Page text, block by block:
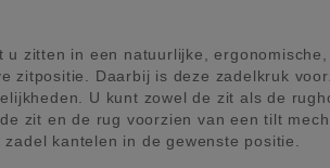
u zitten in een natuurlijke, ergonomische,
zitpositie. Daarbij is deze zadelkruk
U kunt zowel de zit als de
zit en de rug voorzien van een tilt
kantelen in de gewenste positie.